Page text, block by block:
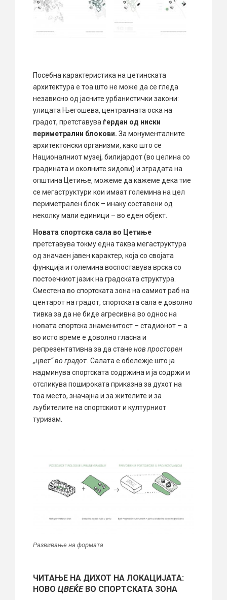
Посебна карактеристика на цетинската
архитектура е тоа што не може да се гледа
независно од јасните урбанистички закони:
улицата Његошева, централната оска на
градот, претставува ѓердан од ниски
периметрални блокови. За монументалните
архитектонски организми, како што се
Националниот музеј, билијардот (во целина со
градината и околните ѕидови) и зградата на
општина Цетиње, можеме да кажеме дека тие
се мегаструктури кои имаат големина на цел
периметрален блок – инаку составени од
неколку мали единици – во еден објект.
Новата спортска сала во Цетиње
претставува токму една таква мегаструктура
од значаен јавен карактер, која со својата
функција и големина воспоставува врска со
постоечкиот јазик на градската структура.
Сместена во спортската зона на самиот раб на
центарот на градот, спортската сала е доволно
тивка за да не биде агресивна во однос на
новата спортска знаменитост – стадионот – а
во исто време е доволно гласна и
репрезентативна за да стане нов просторен
„цвет“ во градот. Салата е обележје што ја
надминува спортската содржина и ја содржи и
отсликува пошироката приказна за духот на
тоа место, значајна и за жителите и за
љубителите на спортскиот и културниот
туризам.
Развивање на формата
ЧИТАЊЕ НА ДИХОТ НА ЛОКАЦИЈАТА:
НОВО ЦВЕЌЕ ВО СПОРТСКАТА ЗОНА